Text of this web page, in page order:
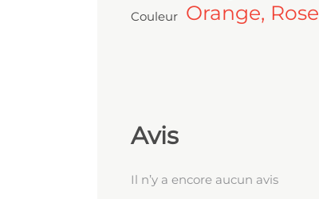
Couleur Orange, Rose
Avis
Il n’y a encore aucun avis